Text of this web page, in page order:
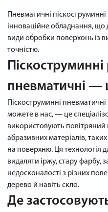
Пневматичні
інноваційне обладнання, що
види обробки поверхонь із
точністю.
пневматичні —
Піскоструминні
можете в нас, — це
використовують повітряний
абразивних матеріалів,
на поверхню. Ця технологія
видаляти іржу, стару фарбу,
недосконалості з різних
дерево й навіть скло.
Де